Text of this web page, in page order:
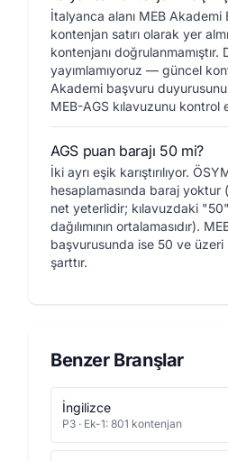
İtalyanca alanı MEB Akademi
kontenjan satırı olarak yer
kontenjanı doğrulanmamıştır.
yayımlamıyoruz — güncel
Akademi başvuru
MEB-AGS kılavuzunu kontrol
AGS puan barajı 50 mi?
İki ayrı eşik karıştırılıyor.
hesaplamasında baraj yoktur
net yeterlidir; kılavuzdaki
dağılımının ortalamasıdır).
başvurusunda ise 50 ve üzeri
şarttır.
Benzer Branşlar
İngilizce
P3 · Ek-1: 801 kontenjan